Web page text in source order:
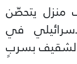
استهداف منزل يتحصّن
في
الشقيف بسربٍ